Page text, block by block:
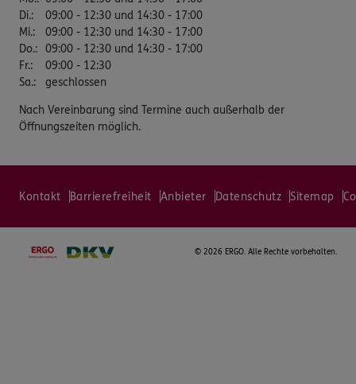
Di.:
09:00 - 12:30 und 14:30 - 17:00
Mi.:
09:00 - 12:30 und 14:30 - 17:00
Do.: 09:00 - 12:30 und 14:30 - 17:00
Fr.:
09:00 - 12:30
Sa.: geschlossen
Nach Vereinbarung sind Termine auch außerhalb der
Öffnungszeiten möglich.
Kontakt Barrierefreiheit Anbieter Datenschutz Sitemap
© 2026 ERGO. Alle Rechte vorbehalten.